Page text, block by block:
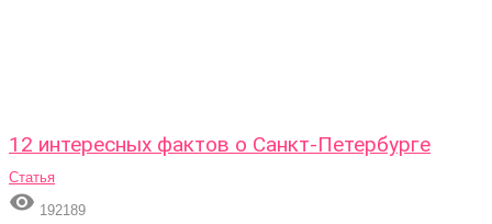
12 интересных фактов о Санкт-Петербурге
Статья
 192189